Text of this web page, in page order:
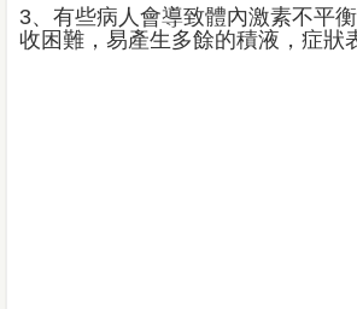
3、有些病人會導致體內激素不平
收困難，易產生多餘的積液，症狀